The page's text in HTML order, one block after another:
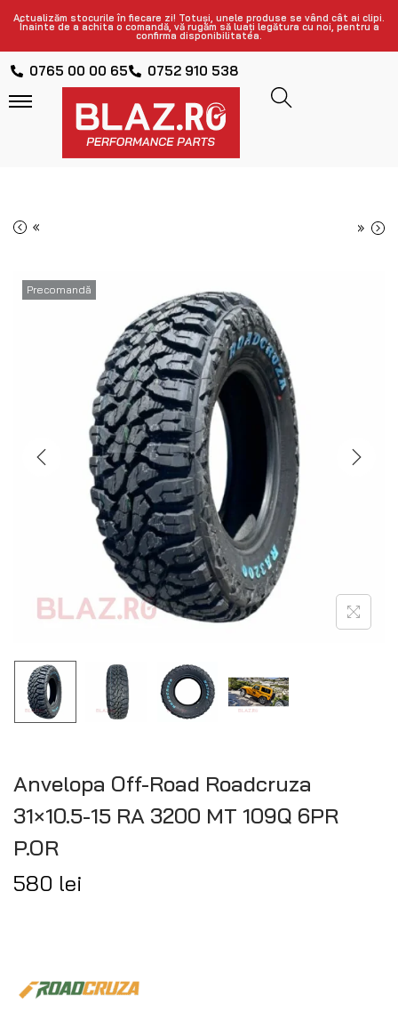
Actualizăm stocurile în fiecare zi! Totuși, unele produse se vând cât ai clipi.
Înainte de a achita o comandă, vă rugăm să luați legătura cu noi, pentru a
confirma disponibilitatea.
0765 00 00 65 0752 910 538
« »
Precomandă
Anvelopa Off-Road Roadcruza
31×10.5-15 RA 3200 MT 109Q 6PR
P.OR
580 lei